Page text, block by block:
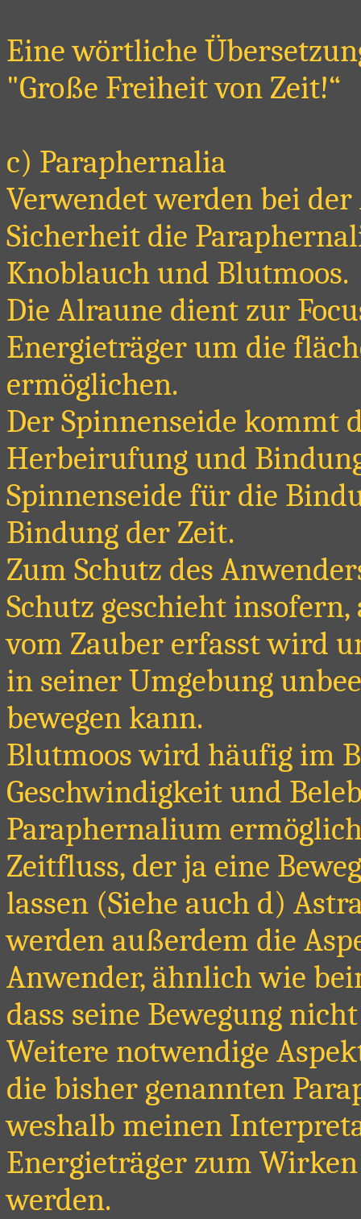
Eine wörtliche
"Große Freiheit von Zeit!“
c) Paraphernalia
Verwendet werden bei
Sicherheit die
Knoblauch und Blutmoos.
Die Alraune dient zur
Energieträger um die
ermöglichen.
Der Spinnenseide kommt
Herbeirufung und
Spinnenseide für die
Bindung der Zeit.
Zum Schutz des
Schutz geschieht
vom Zauber erfasst wird
in seiner Umgebung
bewegen kann.
Blutmoos wird häufig im
Geschwindigkeit und
Paraphernalium
Zeitfluss, der ja eine
lassen (Siehe auch d)
werden außerdem die
Anwender, ähnlich wie
dass seine Bewegung
Weitere notwendige
die bisher genannten
weshalb meinen
Energieträger zum
werden.